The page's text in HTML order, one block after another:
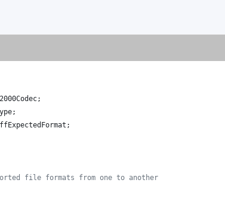
;
;
;
file formats from one to another